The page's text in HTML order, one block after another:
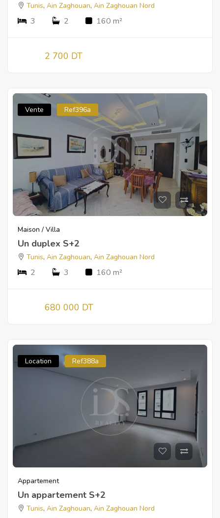
Tunis, Ain Zaghouan, Ain Zaghouan Nord
3 2 160 m²
2 700 DT
Vente Ref396a
Maison / Villa
Un duplex S+2
Tunis, Ain Zaghouan, Ain Zaghouan Nord
2 3 160 m²
680 000 DT
Location Ref388a
Appartement
Un appartement S+2
Tunis, Ain Zaghouan, Ain Zaghouan Nord